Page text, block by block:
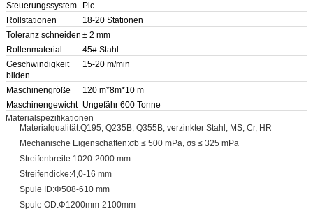
Steuerungssystem
Plc
Rollstationen
18-20 Stationen
Toleranz schneiden ± 2 mm
Rollenmaterial
45# Stahl
Geschwindigkeit
bilden
15-20 m/min
Maschinengröße
120 m*8m*10 m
Maschinengewicht Ungefähr 600 Tonne
Materialspezifikationen
Materialqualität:Q195, Q235B, Q355B, verzinkter Stahl, MS, Cr, HR
Mechanische Eigenschaften:σb ≤ 500 mPa, σs ≤ 325 mPa
Streifenbreite:1020-2000 mm
Streifendicke:4,0-16 mm
Spule ID:Φ508-610 mm
Spule OD:Φ1200mm-2100mm